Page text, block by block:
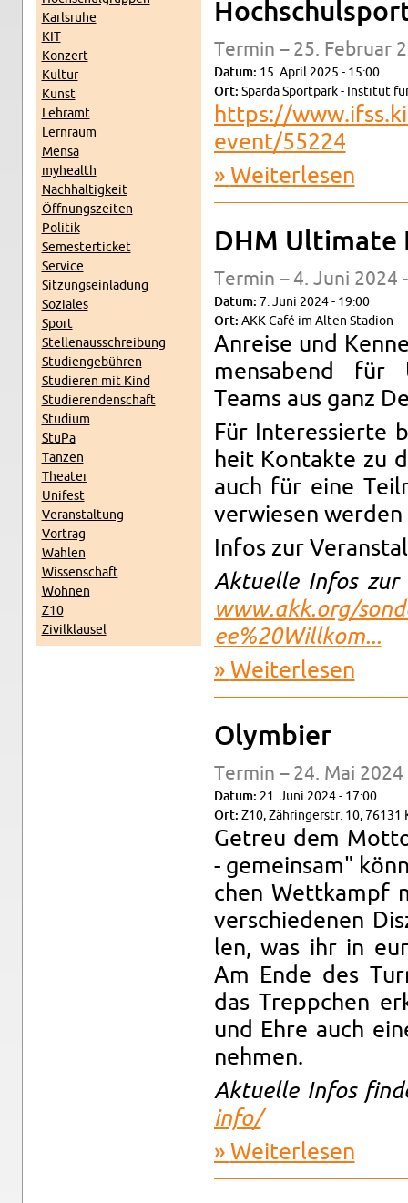
Karls­ru­he
KIT
Kon­zert
Kul­tur
Kunst
Lehr­amt
Lern­raum
Mensa
myhe­alth
Nach­hal­tig­keit
Öff­nungs­zei­ten
Po­li­tik
Se­mes­ter­ti­cket
Ser­vice
Sit­zungs­ein­la­dung
So­zia­les
Sport
Stel­len­aus­schrei­bung
Stu­di­en­ge­büh­ren
Stu­die­ren mit Kind
Stu­die­ren­den­schaft
Stu­di­um
StuPa
Tan­zen
Thea­ter
Uni­fest
Ver­an­stal­tung
Vor­trag
Wah­len
Wis­sen­schaft
Woh­nen
Z10
Zi­vil­klau­sel
Ter­min – 25. Fe­bru­ar
Datum: 15. April 2025 - 15:00
Ort: Spar­da Sport­park - In­sti­tut
https://​
event/​55224
Wei­ter­le­sen
DHM Ul­ti­ma­te
Ter­min – 4. Juni 2024
Datum: 7. Juni 2024 - 19:00
Ort: AKK Café im Alten Sta­di­on
An­rei­se und
mens­abend für
Teams aus ganz
Für In­ter­es­sier­te
heit Kon­tak­te zu
auch für eine
ver­wie­sen wer­den
Infos zur
Ak­tu­el­le Infos
www.​akk.​org/​
ee%20W​illk​om...
Wei­ter­le­sen
Olym­bier
Ter­min – 24. Mai 2024
Datum: 21. Juni 2024 - 17:00
Ort: Z10, Zäh­rin­ger­str. 10, 76131
Ge­treu dem
- ge­mein­sam"
chen Wett­kampf
ver­schie­de­nen
len, was ihr in
Am Ende des
das Trepp­chen
und Ehre auch
neh­men.
Ak­tu­el­le Infos
info/
Wei­ter­le­sen